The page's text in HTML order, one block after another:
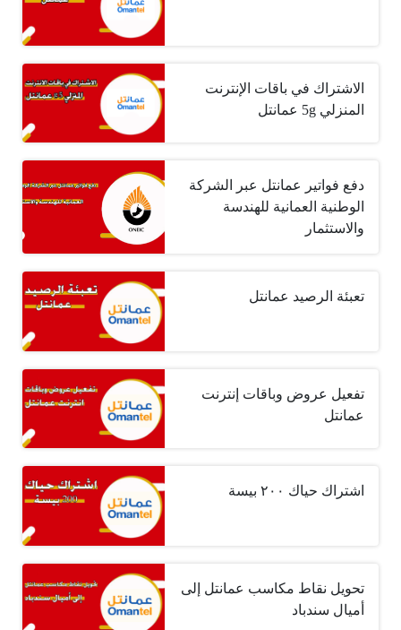
الاشتراك في باقات الإنترنت
المنزلي 5g عمانتل
دفع فواتير عمانتل عبر الشركة
الوطنية العمانية للهندسة
والاستثمار
تعبئة الرصيد عمانتل
تفعيل عروض وباقات إنترنت
عمانتل
اشتراك حياك ٢٠٠ بيسة
تحويل نقاط مكاسب عمانتل إلى
أميال سندباد